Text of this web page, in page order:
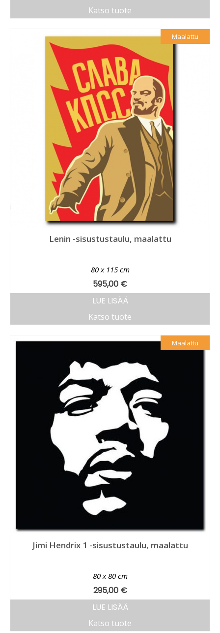
Katso tuote
Maalattu
Lenin -sisustustaulu, maalattu
80 x 115 cm
595,00 €
LUE LISÄÄ
Katso tuote
Maalattu
Jimi Hendrix 1 -sisustustaulu, maalattu
80 x 80 cm
295,00 €
LUE LISÄÄ
Katso tuote